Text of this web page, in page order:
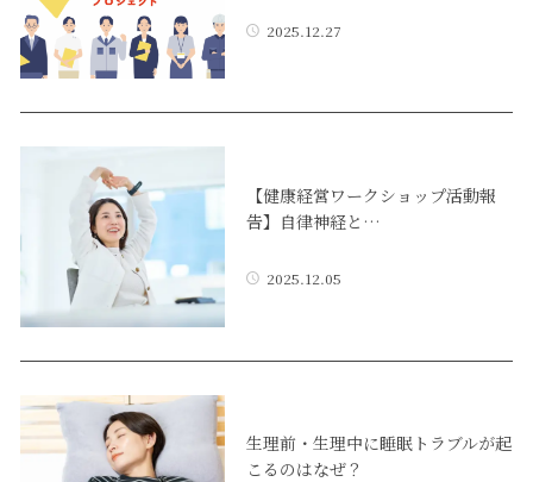
2025.12.27
【健康経営ワークショップ活動報
告】自律神経と…
2025.12.05
生理前・生理中に睡眠トラブルが起
こるのはなぜ？